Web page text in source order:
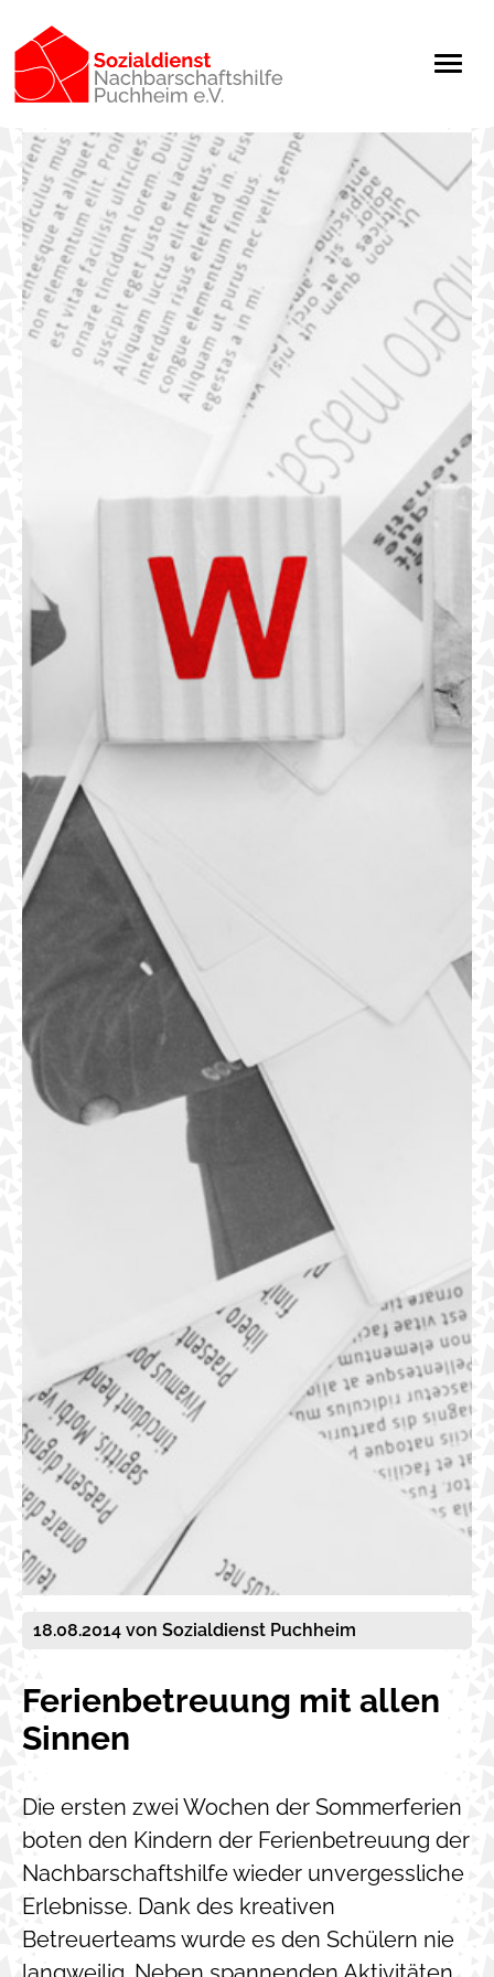
18.08.2014 von Sozialdienst Puchheim
Ferienbetreuung mit allen
Sinnen
Die ersten zwei Wochen der Sommerferien
boten den Kindern der Ferienbetreuung der
Nachbarschaftshilfe wieder unvergessliche
Erlebnisse. Dank des kreativen
Betreuerteams wurde es den Schülern nie